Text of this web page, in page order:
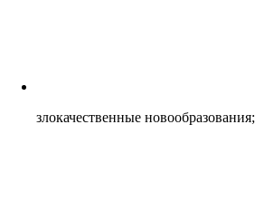
злокачественные новообразования;